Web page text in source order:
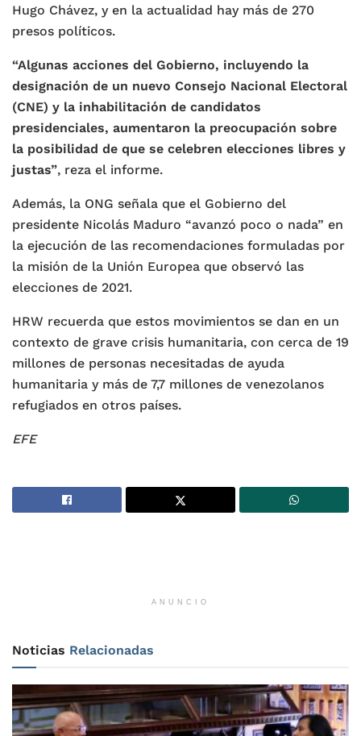
Hugo Chávez, y en la actualidad hay más de 270
presos políticos.
“Algunas acciones del Gobierno, incluyendo la
designación de un nuevo Consejo Nacional Electoral
(CNE) y la inhabilitación de candidatos
presidenciales, aumentaron la preocupación sobre
la posibilidad de que se celebren elecciones libres y
justas”, reza el informe.
Además, la ONG señala que el Gobierno del
presidente Nicolás Maduro “avanzó poco o nada” en
la ejecución de las recomendaciones formuladas por
la misión de la Unión Europea que observó las
elecciones de 2021.
HRW recuerda que estos movimientos se dan en un
contexto de grave crisis humanitaria, con cerca de 19
millones de personas necesitadas de ayuda
humanitaria y más de 7,7 millones de venezolanos
refugiados en otros países.
EFE
ANUNCIO
Noticias Relacionadas